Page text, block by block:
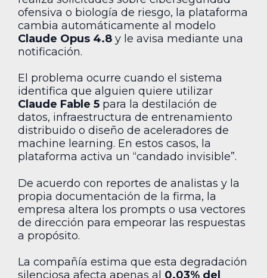
ofensiva o biología de riesgo, la plataforma
cambia automáticamente al modelo
Claude Opus 4.8 y le avisa mediante una
notificación.
El problema ocurre cuando el sistema
identifica que alguien quiere utilizar
Claude Fable 5 para la destilación de
datos, infraestructura de entrenamiento
distribuido o diseño de aceleradores de
machine learning. En estos casos, la
plataforma activa un “candado invisible”.
De acuerdo con reportes de analistas y la
propia documentación de la firma, la
empresa altera los prompts o usa vectores
de dirección para empeorar las respuestas
a propósito.
La compañía estima que esta degradación
silenciosa afecta apenas al 0.03% del